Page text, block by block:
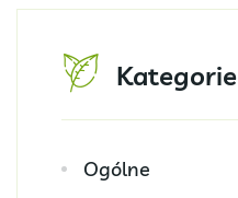
Kategorie
Ogólne